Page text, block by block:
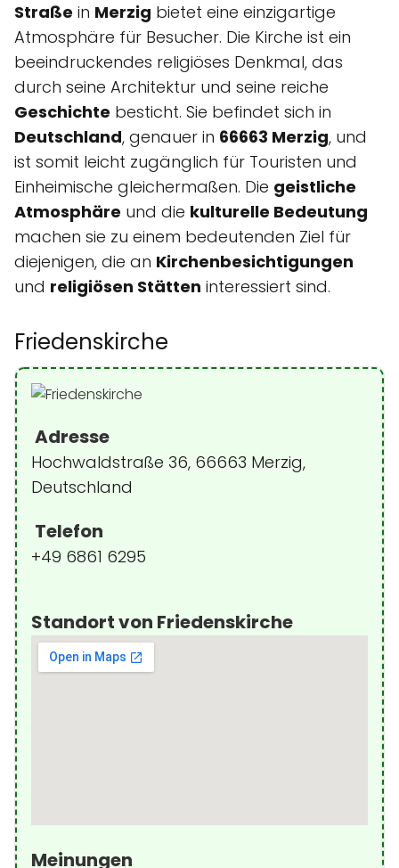
Straße in Merzig bietet eine einzigartige
Atmosphäre für Besucher. Die Kirche ist ein
beeindruckendes religiöses Denkmal, das
durch seine Architektur und seine reiche
Geschichte besticht. Sie befindet sich in
Deutschland, genauer in 66663 Merzig, und
ist somit leicht zugänglich für Touristen und
Einheimische gleichermaßen. Die geistliche
Atmosphäre und die kulturelle Bedeutung
machen sie zu einem bedeutenden Ziel für
diejenigen, die an Kirchenbesichtigungen
und religiösen Stätten interessiert sind.
Friedenskirche
Adresse
Hochwaldstraße 36, 66663 Merzig,
Deutschland
Telefon
+49 6861 6295
Standort von Friedenskirche
Meinungen